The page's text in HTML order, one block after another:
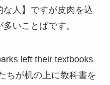
な人】ですが皮肉を込
いことばです。
left their textbooks
ちが机の上に教科書を